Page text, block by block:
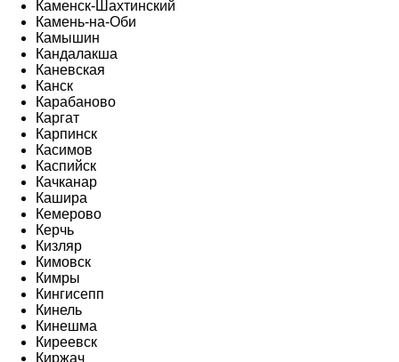
Каменск-Шахтинский
Камень-на-Оби
Камышин
Кандалакша
Каневская
Канск
Карабаново
Каргат
Карпинск
Касимов
Каспийск
Качканар
Кашира
Кемерово
Керчь
Кизляр
Кимовск
Кимры
Кингисепп
Кинель
Кинешма
Киреевск
Киржач